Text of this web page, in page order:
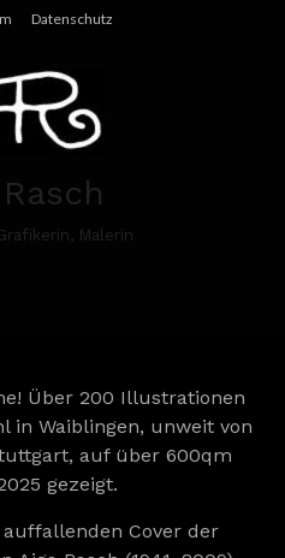
Datenschutz
Malerin
Über 200 Illustrationen
in Waiblingen, unweit von
auf über 600qm
gezeigt.
Cover der